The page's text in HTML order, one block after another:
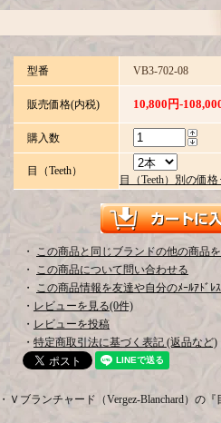
型番 VB3-702-08
販売価格(内税) 10,800円-
購入数
目（Teeth）
目（Teeth）別の価
・ この商品と同じブランドの他の商品
・ この商品について問い合わせる
・ この商品情報を友達や自分のﾒｰﾙｱﾄﾞﾚ
・ レビューを見る(0件)
・ レビューを投稿
・ 特定商取引法に基づく表記 (返品など)
ブランチャード（Vergez-Blanchard）の